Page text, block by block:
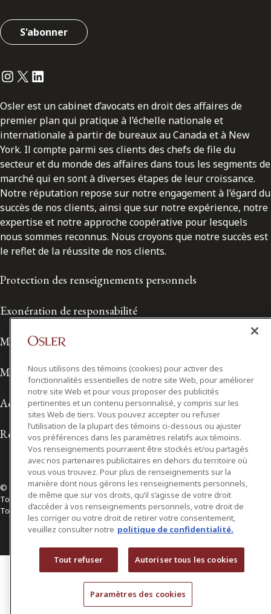
S'abonner
Instagram
Twitter
LinkedIn
Osler est un cabinet d’avocats en droit des affaires de
premier plan qui pratique à l’échelle nationale et
internationale à partir de bureaux au Canada et à New
York. Il compte parmi ses clients des chefs de file du
secteur et du monde des affaires dans tous les segments de
marché qui en sont à diverses étapes de leur croissance.
Notre réputation repose sur notre engagement à l’égard du
succès de nos clients, ainsi que sur notre expérience, notre
expertise et notre approche coopérative pour lesquels
nous sommes reconnus. Nous croyons que notre succès est
le reflet de la réussite de nos clients.
Protection des renseignements personnels
Exonération de responsabilité
Modalités de prestation de services
Modalités d'utilisation
Accessibilité
Relations avec les médias
© 2026 Osler, Hoskin & Harcourt S.E.N.C.R.L./s.r.l.
Tous droits réservés
Toronto | Montréal | Calgary | Vancouver | Ottawa | New York
Nous utilisons des témoins (cookies) pour activer des
fonctionnalités essentielles de notre site Web, pour améliorer
notre site Web et pour vous proposer des publicités
pertinentes et un contenu personnalisé, y compris sur les
sites Web de tiers. Vous pouvez accepter ou refuser
l’utilisation de la plupart des témoins ci-dessous ou ajuster
vos préférences dans les paramètres relatifs aux témoins.
Vos renseignements pourraient être stockés et/ou partagés
avec nos partenaires publicitaires en dehors du territoire où
vous vous trouvez. Pour plus de renseignements sur la
manière dont nous gérons les renseignements personnels,
de même que sur vos droits, qu’il s’agisse de votre droit
d’accéder à vos renseignements personnels, votre droit de
les corriger ou votre droit de retirer votre consentement,
veuillez consulter notre politique de confidentialité.
Tout refuser Autoriser tous les cookies
Paramètres des cookies